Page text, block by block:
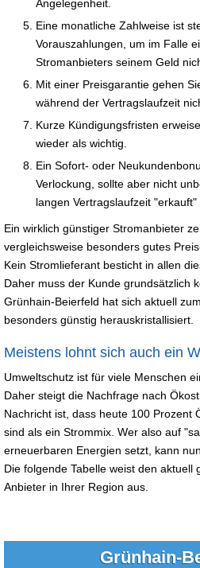
Angelegenheit.
Eine monatliche Zahlweise ist
Vorauszahlungen, um im Falle
Stromanbieters seinem Geld
Mit einer Preisgarantie gehen
während der Vertragslaufzeit
Kurze Kündigungsfristen
wieder als wichtig.
Ein Sofort- oder
Verlockung, sollte aber nicht
langen Vertragslaufzeit "erkauft"
Ein wirklich günstiger Stromanbieter
vergleichsweise besonders gutes
Kein Stromlieferant besticht in allen
Daher muss der Kunde grundsätzlich
Grünhain-Beierfeld hat sich aktuell
besonders günstig herauskristallisiert.
Meistens lohnt sich auch ein
Umweltschutz ist für viele Menschen
Daher steigt die Nachfrage nach
Nachricht ist, dass heute 100 Prozent
sind als ein Strommix. Wer also auf
erneuerbaren Energien setzt, kann
Die folgende Tabelle weist den aktuell
Anbieter in Ihrer Region aus.
Grünhain-